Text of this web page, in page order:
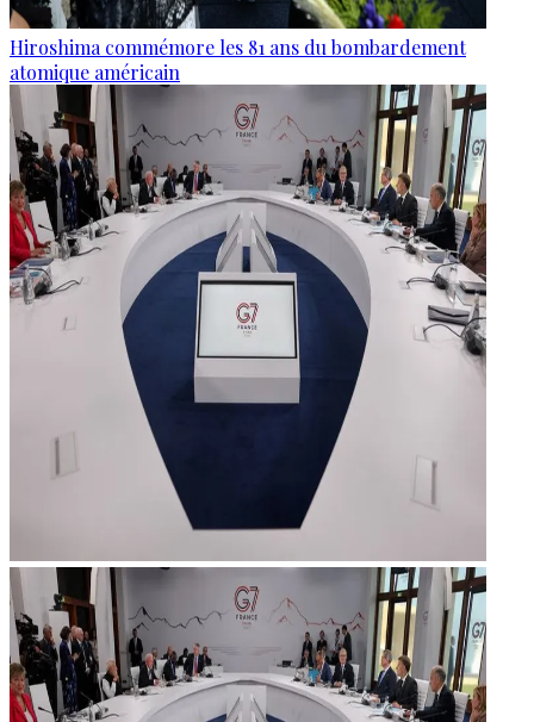
Hiroshima commémore les 81 ans du bombardement
atomique américain